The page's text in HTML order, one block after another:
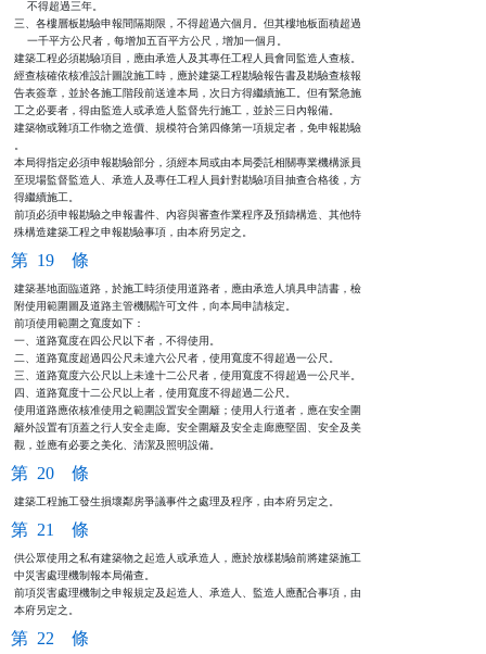
    不得超過三年。
三、各樓層板勘驗申報間隔期限，不得超過六個月。但其樓地板面積超過
    一千平方公尺者，每增加五百平方公尺，增加一個月。
建築工程必須勘驗項目，應由承造人及其專任工程人員會同監造人查核。
經查核確依核准設計圖說施工時，應於建築工程勘驗報告書及勘驗查核報
告表簽章，並於各施工階段前送達本局，次日方得繼續施工。但有緊急施
工之必要者，得由監造人或承造人監督先行施工，並於三日內報備。
建築物或雜項工作物之造價、規模符合第四條第一項規定者，免申報勘驗
。
本局得指定必須申報勘驗部分，須經本局或由本局委託相關專業機構派員
至現場監督監造人、承造人及專任工程人員針對勘驗項目抽查合格後，方
得繼續施工。
前項必須申報勘驗之申報書件、內容與審查作業程序及預鑄構造、其他特
殊構造建築工程之申報勘驗事項，由本府另定之。
第 19 條
建築基地面臨道路，於施工時須使用道路者，應由承造人填具申請書，檢
附使用範圍圖及道路主管機關許可文件，向本局申請核定。
前項使用範圍之寬度如下：
一、道路寬度在四公尺以下者，不得使用。
二、道路寬度超過四公尺未達六公尺者，使用寬度不得超過一公尺。
三、道路寬度六公尺以上未達十二公尺者，使用寬度不得超過一公尺半。
四、道路寬度十二公尺以上者，使用寬度不得超過二公尺。
使用道路應依核准使用之範圍設置安全圍籬；使用人行道者，應在安全圍
籬外設置有頂蓋之行人安全走廊。安全圍籬及安全走廊應堅固、安全及美
觀，並應有必要之美化、清潔及照明設備。
第 20 條
建築工程施工發生損壞鄰房爭議事件之處理及程序，由本府另定之。
第 21 條
供公眾使用之私有建築物之起造人或承造人，應於放樣勘驗前將建築施工
中災害處理機制報本局備查。
前項災害處理機制之申報規定及起造人、承造人、監造人應配合事項，由
本府另定之。
第 22 條